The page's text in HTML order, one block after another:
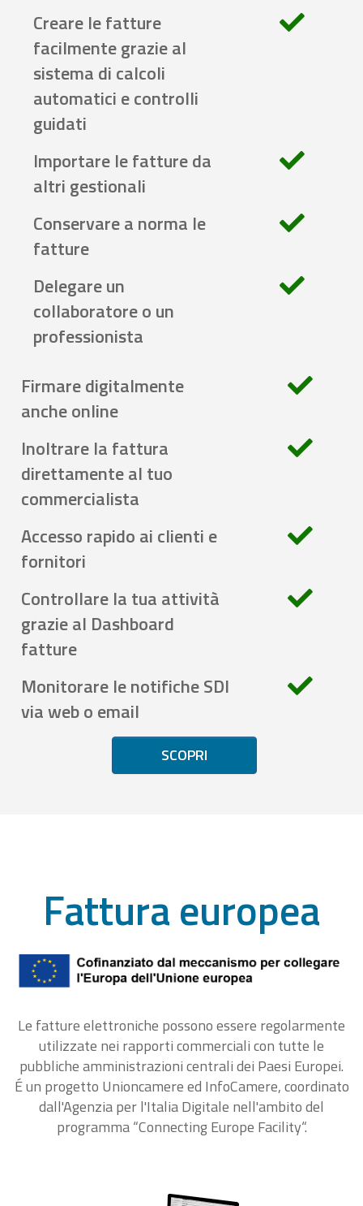
Creare le fatture
facilmente grazie al
sistema di calcoli
automatici e controlli
guidati
Importare le fatture da
altri gestionali
Conservare a norma le
fatture
Delegare un
collaboratore o un
professionista
Firmare digitalmente
anche online
Inoltrare la fattura
direttamente al tuo
commercialista
Accesso rapido ai clienti e
fornitori
Controllare la tua attività
grazie al Dashboard
fatture
Monitorare le notifiche SDI
via web o email
SCOPRI
Fattura europea
Le fatture elettroniche possono essere regolarmente
utilizzate nei rapporti commerciali con tutte le
pubbliche amministrazioni centrali dei Paesi Europei.
É un progetto Unioncamere ed InfoCamere, coordinato
dall'Agenzia per l'Italia Digitale nell'ambito del
programma “Connecting Europe Facility“.